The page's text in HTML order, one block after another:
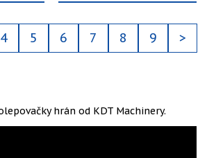
4 5 6 7 8 9
>
hrán od KDT Machinery.